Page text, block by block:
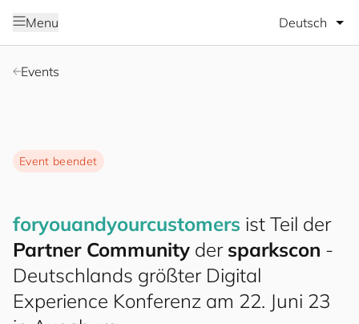
Menu Sprache
Events
Event beendet
foryouandyourcustomers ist Teil der
Partner Community der sparkscon -
Deutschlands größter Digital
Experience Konferenz am 22. Juni 23